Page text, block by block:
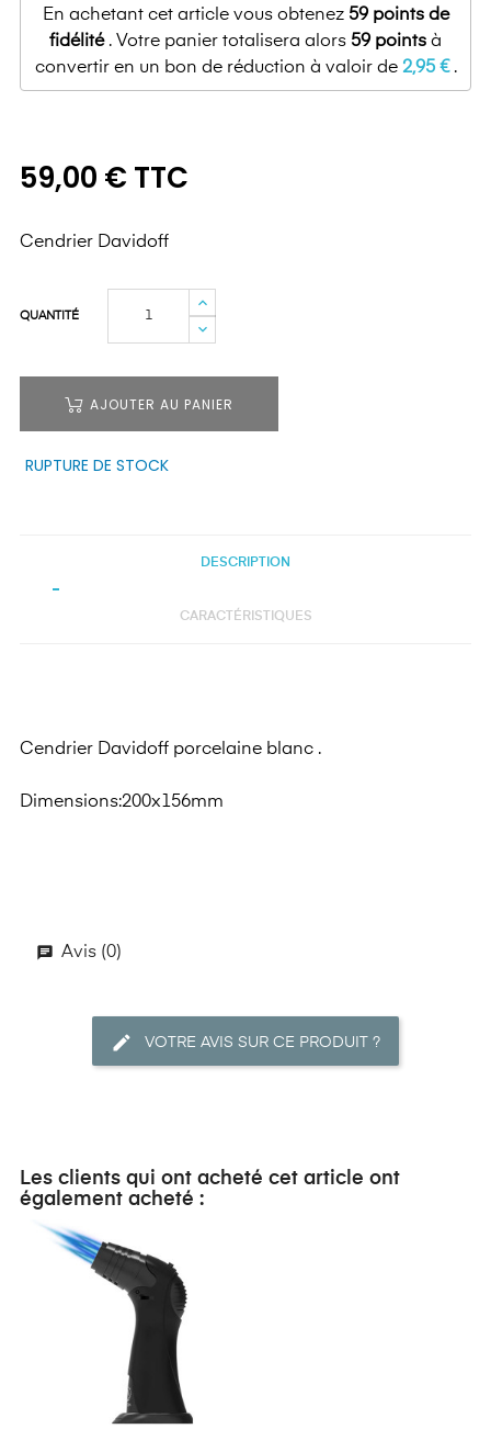
En achetant cet article vous obtenez 59points de
fidélité. Votre panier totalisera alors 59 points à
convertir en un bon de réduction à valoir de 2,95 €.
59,00 € TTC
Cendrier Davidoff
QUANTITÉ
AJOUTER AU PANIER
RUPTURE DE STOCK
DESCRIPTION
CARACTÉRISTIQUES
Cendrier Davidoff porcelaine blanc .
Dimensions:200x156mm
Avis (0)
VOTRE AVIS SUR CE PRODUIT ?
Les clients qui ont acheté cet article ont
également acheté :